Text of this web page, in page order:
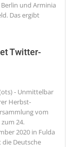
und Arminia
Das ergibt
Twitter-
- Unmittelbar
Herbst-
vom
zum 24.
2020 in Fulda
die Deutsche